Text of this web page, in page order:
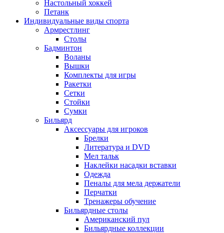
Настольный хоккей
Петанк
Индивидуальные виды спорта
Армрестлинг
Столы
Бадминтон
Воланы
Вышки
Комплекты для игры
Ракетки
Сетки
Стойки
Сумки
Бильярд
Аксессуары для игроков
Брелки
Литература и DVD
Мел тальк
Наклейки насадки вставки
Одежда
Пеналы для мела держатели
Перчатки
Тренажеры обучение
Бильярдные столы
Американский пул
Бильярдные коллекции